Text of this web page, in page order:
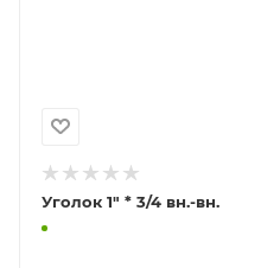
Уголок 1" * 3/4 вн.-вн.